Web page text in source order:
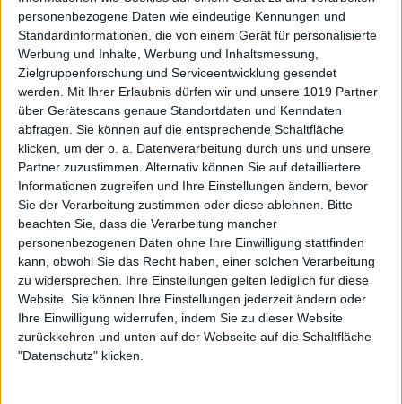
personenbezogene Daten wie eindeutige Kennungen und
Standardinformationen, die von einem Gerät für personalisierte
Werbung und Inhalte, Werbung und Inhaltsmessung,
Zielgruppenforschung und Serviceentwicklung gesendet
werden.
Mit Ihrer Erlaubnis dürfen wir und unsere 1019 Partner
über Gerätescans genaue Standortdaten und Kenndaten
abfragen. Sie können auf die entsprechende Schaltfläche
klicken, um der o. a. Datenverarbeitung durch uns und unsere
Partner zuzustimmen. Alternativ können Sie auf detailliertere
Informationen zugreifen und Ihre Einstellungen ändern, bevor
Sie der Verarbeitung zustimmen oder diese ablehnen.
Bitte
beachten Sie, dass die Verarbeitung mancher
personenbezogenen Daten ohne Ihre Einwilligung stattfinden
kann, obwohl Sie das Recht haben, einer solchen Verarbeitung
zu widersprechen. Ihre Einstellungen gelten lediglich für diese
Website. Sie können Ihre Einstellungen jederzeit ändern oder
Ihre Einwilligung widerrufen, indem Sie zu dieser Website
zurückkehren und unten auf der Webseite auf die Schaltfläche
"Datenschutz" klicken.